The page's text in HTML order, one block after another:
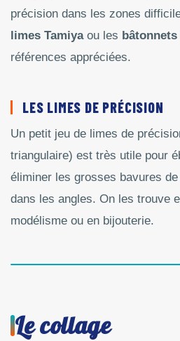
précision dans les zones
limes Tamiyaou les
références appréciées.
LES LIMES DE PRÉCISION
Un petit jeu de limes de
triangulaire) est très utile pour
éliminer les grosses bavures
dans les angles. On les trouve
modélisme ou en bijouterie.
Le collage